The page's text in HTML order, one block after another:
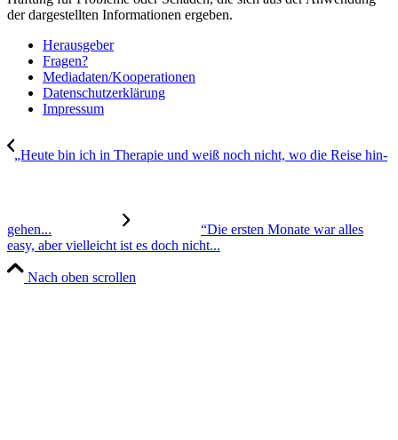
der dargestellten Informationen ergeben.
Her­aus­ge­ber
Fra­gen?
Mediadaten/Kooperationen
Daten­schutz­er­klä­rung
Impres­sum
„Heu­te bin ich in The­ra­pie und weiß noch nicht, wo die Rei­se hin­
ge­hen...
“Die ers­ten Mona­te war alles
easy, aber viel­leicht ist es doch nicht...
Nach oben scrollen